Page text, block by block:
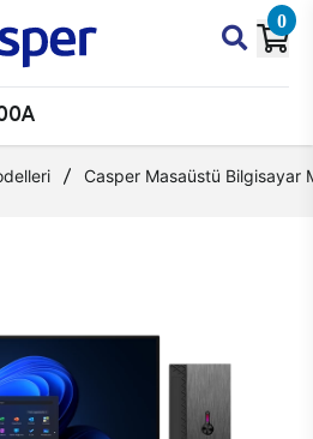
0
Casper Masaüstü Bilgisayar